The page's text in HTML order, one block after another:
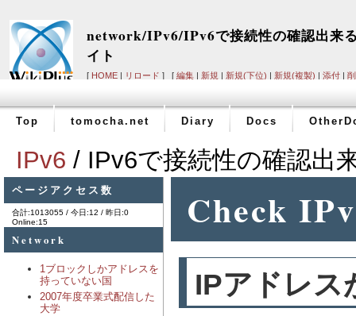
network/IPv6/IPv6で接続性の確認出来
イト
[ HOME | リロード ] [ 編集 | 新規 | 新規(下位) | 新規(複製) | 添付 |
Top tomocha.net Diary Docs
IPv6 / IPv6で接続性の確認出
ページアクセス数
合計:1013055 / 今日:12 / 昨日:0
Online:15
Network
1ブロックしかアドレスを
持っていない国
2007年度卒業式配信した
大学
Check
IPアドレ